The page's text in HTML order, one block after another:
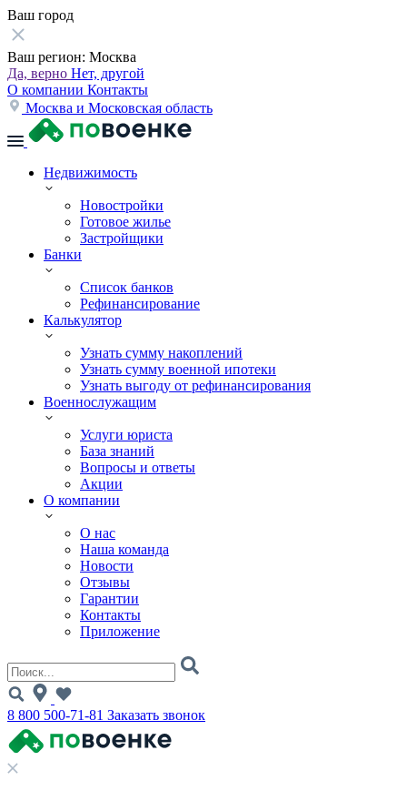
Ваш город
Ваш регион: Москва
Да, верно Нет, другой
О компании Контакты
Москва и Московская область
Недвижимость
Новостройки
Готовое жилье
Застройщики
Банки
Список банков
Рефинансирование
Калькулятор
Узнать сумму накоплений
Узнать сумму военной ипотеки
Узнать выгоду от рефинансирования
Военнослужащим
Услуги юриста
База знаний
Вопросы и ответы
Акции
О компании
О нас
Наша команда
Новости
Отзывы
Гарантии
Контакты
Приложение
8 800 500-71-81 Заказать звонок